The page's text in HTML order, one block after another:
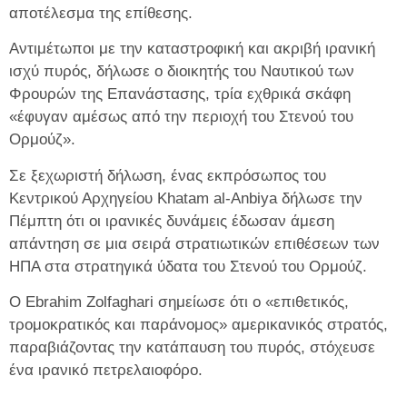
αποτέλεσμα της επίθεσης.
Αντιμέτωποι με την καταστροφική και ακριβή ιρανική
ισχύ πυρός, δήλωσε ο διοικητής του Ναυτικού των
Φρουρών της Επανάστασης, τρία εχθρικά σκάφη
«έφυγαν αμέσως από την περιοχή του Στενού του
Ορμούζ».
Σε ξεχωριστή δήλωση, ένας εκπρόσωπος του
Κεντρικού Αρχηγείου Khatam al-Anbiya δήλωσε την
Πέμπτη ότι οι ιρανικές δυνάμεις έδωσαν άμεση
απάντηση σε μια σειρά στρατιωτικών επιθέσεων των
ΗΠΑ στα στρατηγικά ύδατα του Στενού του Ορμούζ.
Ο Ebrahim Zolfaghari σημείωσε ότι ο «επιθετικός,
τρομοκρατικός και παράνομος» αμερικανικός στρατός,
παραβιάζοντας την κατάπαυση του πυρός, στόχευσε
ένα ιρανικό πετρελαιοφόρο.